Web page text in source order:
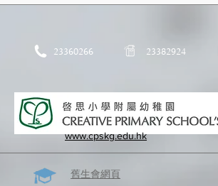
23360266 23382924
www.cpskg.edu.hk
​舊生會網頁